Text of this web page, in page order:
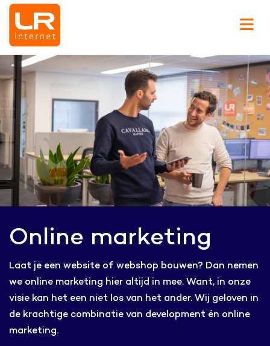
Online marketing
Laat je een website of webshop bouwen? Dan nemen
we online marketing hier altijd in mee. Want, in onze
visie kan het een niet los van het ander. Wij geloven in
de krachtige combinatie van development én online
marketing.